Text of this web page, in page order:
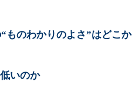
ものわかりのよさ”はどこか
いのか